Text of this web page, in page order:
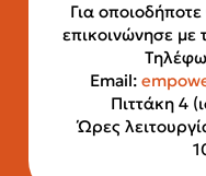
Για
επικοινώνησε
Email:
Πιττάκη 4
Ώρες